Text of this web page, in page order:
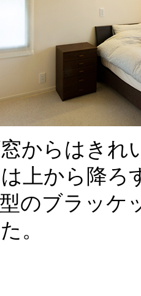
窓からはき
上から降ろ
のブラッケ
。